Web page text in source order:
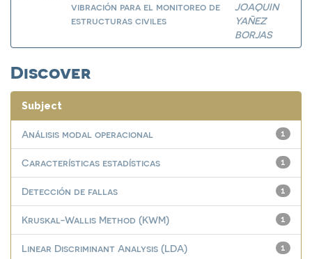
vibración para el monitoreo de
estructuras civiles
JOAQUIN
YAÑEZ
BORJAS
Discover
Subject
1
Análisis modal operacional
1
Características estadísticas
1
Detección de fallas
1
Kruskal-Wallis Method (KWM)
1
Linear Discriminant Analysis (LDA)